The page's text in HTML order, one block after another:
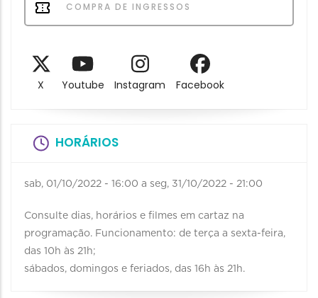
COMPRA DE INGRESSOS
X Youtube Instagram Facebook
HORÁRIOS
sab, 01/10/2022 - 16:00 a seg, 31/10/2022 - 21:00
Consulte dias, horários e filmes em cartaz na
programação. Funcionamento: de terça a sexta-feira,
das 10h às 21h;
sábados, domingos e feriados, das 16h às 21h.